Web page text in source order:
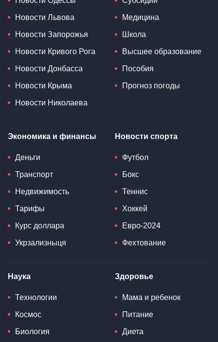
Новости Львова
Новости Запорожья
Новости Кривого Рога
Новости Донбасса
Новости Крыма
Новости Николаева
Медицина
Школа
Высшее образование
Пособия
Прогноз погоды
Экономика и финансы
Деньги
Транспорт
Недвижимость
Тарифы
Курс доллара
Укрзализныця
Новости спорта
Футбол
Бокс
Теннис
Хоккей
Евро-2024
Фехтование
Наука
Технологии
Космос
Биология
Здоровье
Мама и ребенок
Питание
Диета